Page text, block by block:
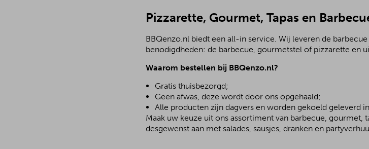
Pizzarette, Gourmet, Tapas en
BBQenzo.nl biedt een all-in service. Wij leveren de
benodigdheden: de barbecue, gourmetstel of pizzarette en
Waarom bestellen bij BBQenzo.nl?
Gratis thuisbezorgd;
Geen afwas, deze wordt door ons opgehaald;
Alle producten zijn dagvers en worden gekoeld geleverd
Maak uw keuze uit ons assortiment van barbecue, gourmet,
desgewenst aan met salades, sausjes, dranken en